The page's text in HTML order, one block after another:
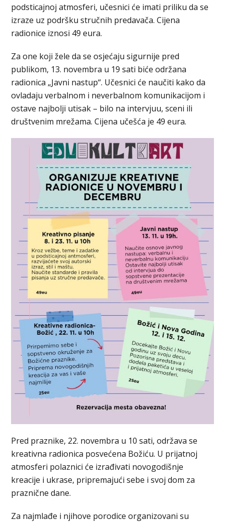
podsticajnoj atmosferi, učesnici će imati priliku da se
izraze uz podršku stručnih predavača. Cijena
radionice iznosi 49 eura.
Za one koji žele da se osjećaju sigurnije pred
publikom, 13. novembra u 19 sati biće održana
radionica „Javni nastup“. Učesnici će naučiti kako da
ovladaju verbalnom i neverbalnom komunikacijom i
ostave najbolji utisak – bilo na intervjuu, sceni ili
društvenim mrežama. Cijena učešća je 49 eura.
Pred praznike, 22. novembra u 10 sati, održava se
kreativna radionica posvećena Božiću. U prijatnoj
atmosferi polaznici će izrađivati novogodišnje
kreacije i ukrase, pripremajući sebe i svoj dom za
praznične dane.
Za najmlađe i njihove porodice organizovani su